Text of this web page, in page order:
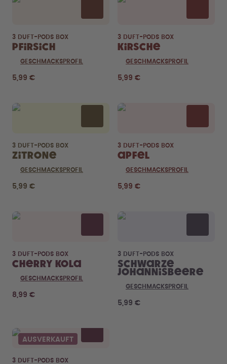
3 DUFT-PODS BOX
Pfirsich
GESCHMACKSPROFIL
5,99 €
3 DUFT-PODS BOX
Kirsche
GESCHMACKSPROFIL
5,99 €
3 DUFT-PODS BOX
Zitrone
GESCHMACKSPROFIL
5,99 €
3 DUFT-PODS BOX
Apfel
GESCHMACKSPROFIL
5,99 €
3 DUFT-PODS BOX
Cherry Kola
GESCHMACKSPROFIL
8,99 €
3 DUFT-PODS BOX
Schwarze
Johannisbeere
GESCHMACKSPROFIL
5,99 €
AUSVERKAUFT
3 DUFT-PODS BOX